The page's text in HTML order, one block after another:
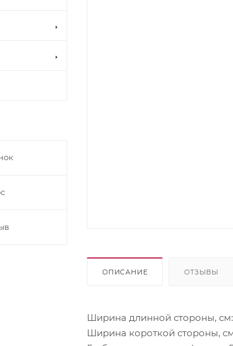
ОПИСАНИЕ ОТЗЫВЫ
Ширина длинной стороны,
Ширина короткой стороны,